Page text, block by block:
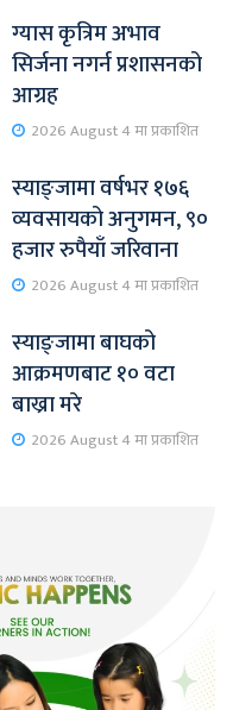
ग्यास कृत्रिम अभाव
सिर्जना नगर्न प्रशासनको
आग्रह
2026 August 4 मा प्रकाशित
स्याङ्जामा वर्षभर १७६
व्यवसायको अनुगमन, ९०
हजार रुपैयाँ जरिवाना
2026 August 4 मा प्रकाशित
स्याङ्जामा बाघको
आक्रमणबाट १० वटा
बाख्रा मरे
2026 August 4 मा प्रकाशित